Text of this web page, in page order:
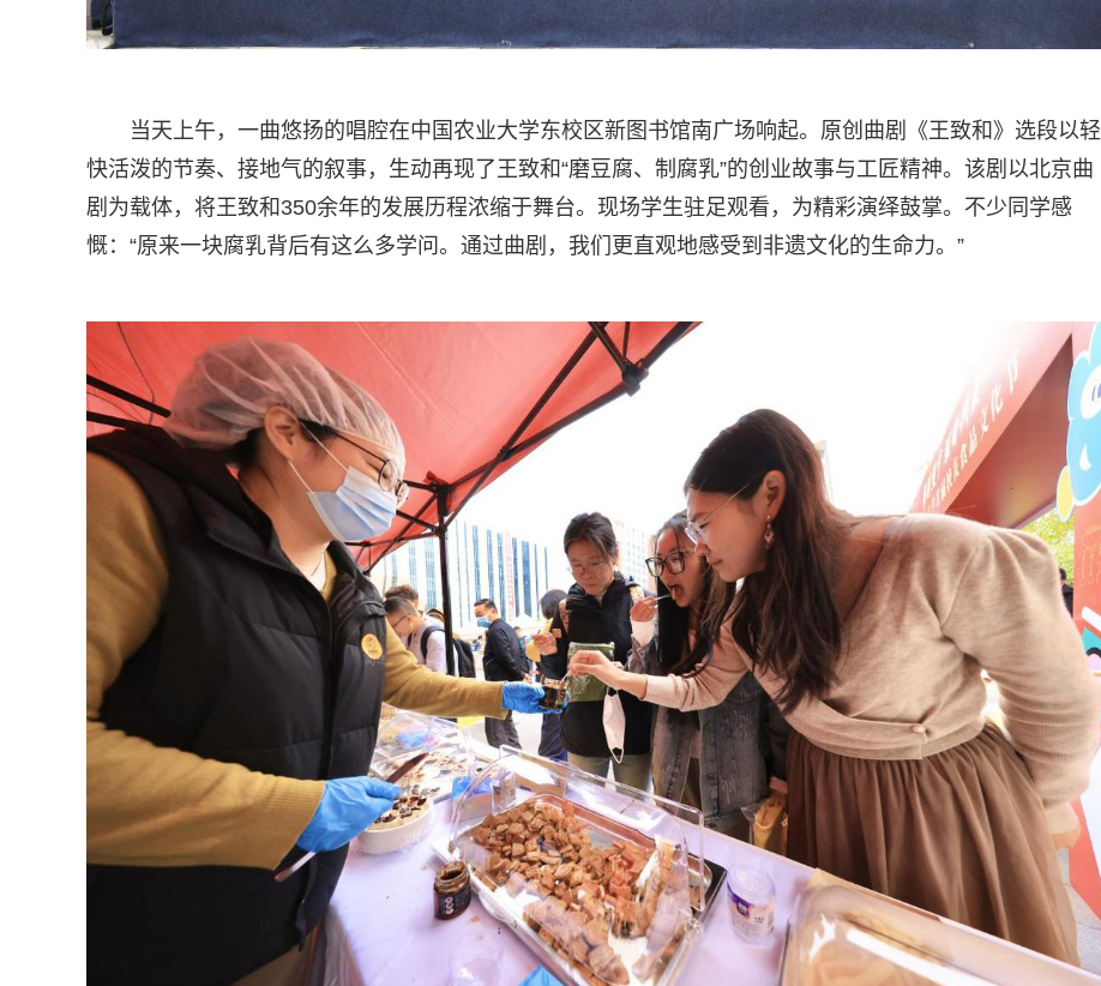
当天上午，一曲悠扬的唱腔在中国农业大学东校区新图书馆南广场响起。原创曲剧《王致和》选段以轻
快活泼的节奏、接地气的叙事，生动再现了王致和“磨豆腐、制腐乳”的创业故事与工匠精神。该剧以北京曲
剧为载体，将王致和350余年的发展历程浓缩于舞台。现场学生驻足观看，为精彩演绎鼓掌。不少同学感
慨：“原来一块腐乳背后有这么多学问。通过曲剧，我们更直观地感受到非遗文化的生命力。”